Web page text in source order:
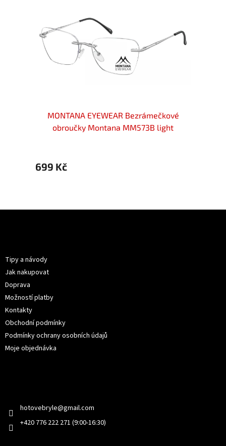
MONTANA EYEWEAR Bezrámečkové
obroučky Montana MM573B light
699 Kč
Tipy a návody
Jak nakupovat
Doprava
Možností platby
Kontakty
Obchodní podmínky
Podmínky ochrany osobních údajů
Moje objednávka
hotovebryle@gmail.com
+420 776 222 271 (9:00-16:30)